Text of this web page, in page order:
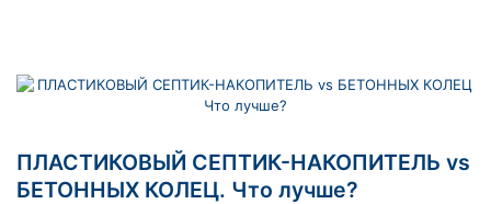
ПЛАСТИКОВЫЙ СЕПТИК-НАКОПИТЕЛЬ vs
БЕТОННЫХ КОЛЕЦ. Что лучше?